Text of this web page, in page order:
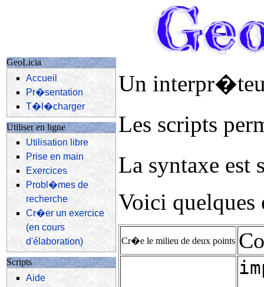
GeoLicia
Accueil
Pr�sentation
T�l�charger
Utiliser en ligne
Utilisation libre
Prise en main
Exercices
Probl�mes de
recherche
Cr�er un exercice
(en cours
d'élaboration)
Scripts
Aide
Un
Les scripts
La syntaxe est
Voici quelques
Cr�e le milieu de deux points